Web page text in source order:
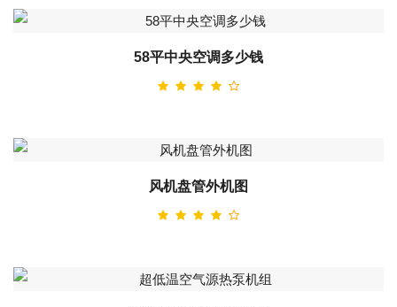
58平中央空调多少钱
风机盘管外机图